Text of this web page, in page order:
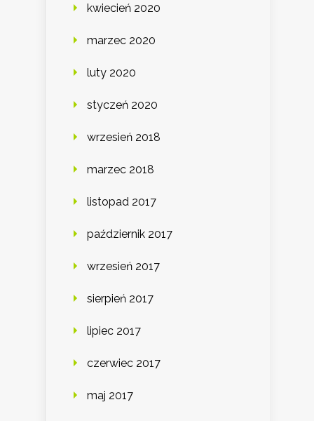
kwiecień 2020
marzec 2020
luty 2020
styczeń 2020
wrzesień 2018
marzec 2018
listopad 2017
październik 2017
wrzesień 2017
sierpień 2017
lipiec 2017
czerwiec 2017
maj 2017